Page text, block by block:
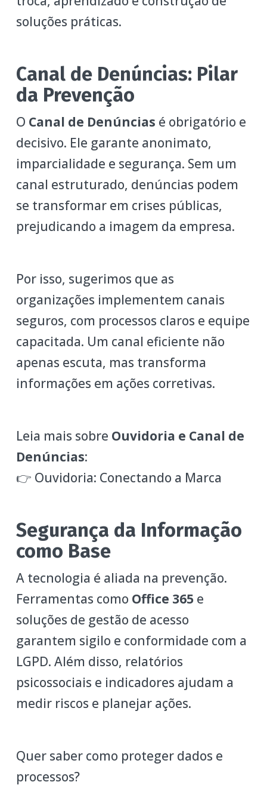
soluções práticas.
Canal de Denúncias: Pilar
da Prevenção
O Canal de Denúncias é obrigatório e
decisivo. Ele garante anonimato,
imparcialidade e segurança. Sem um
canal estruturado, denúncias podem
se transformar em crises públicas,
prejudicando a imagem da empresa.
Por isso, sugerimos que as
organizações implementem canais
seguros, com processos claros e equipe
capacitada. Um canal eficiente não
apenas escuta, mas transforma
informações em ações corretivas.
Leia mais sobre Ouvidoria e Canal de
Denúncias:
👉 Ouvidoria: Conectando a Marca
Segurança da Informação
como Base
A tecnologia é aliada na prevenção.
Ferramentas como Office 365e
soluções de gestão de acesso
garantem sigilo e conformidade com a
LGPD. Além disso, relatórios
psicossociais e indicadores ajudam a
medir riscos e planejar ações.
Quer saber como proteger dados e
processos?